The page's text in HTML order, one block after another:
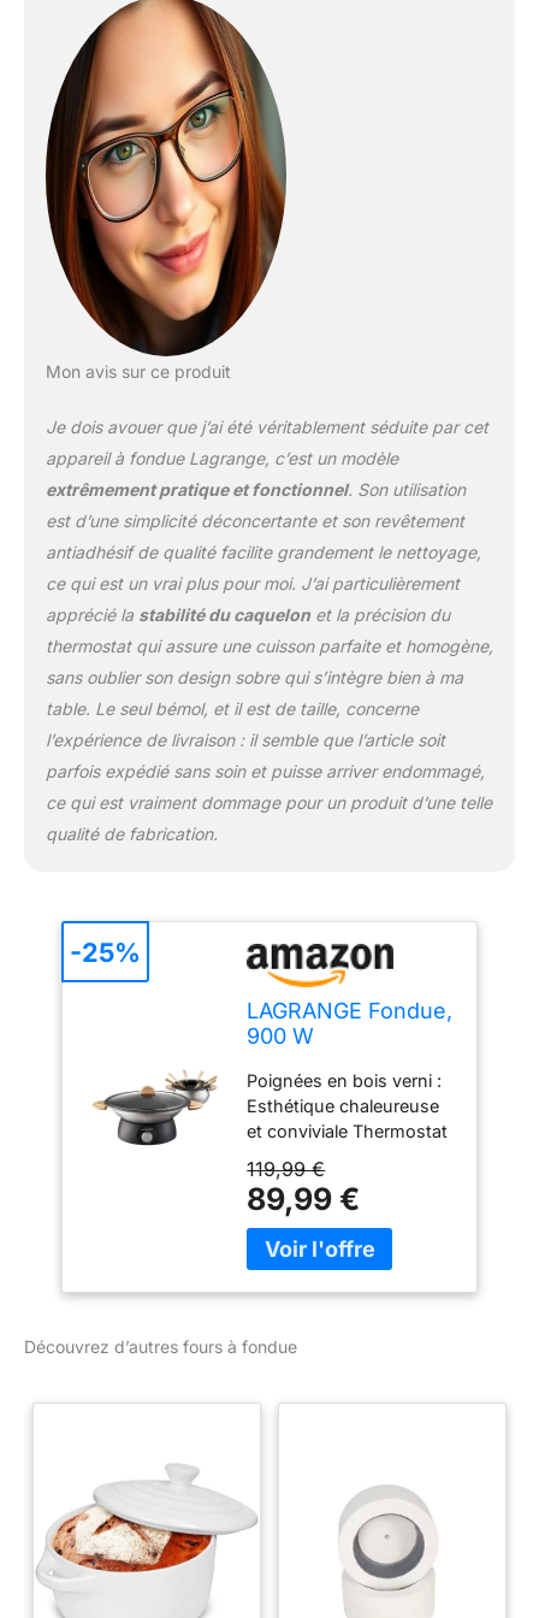
Mon avis sur ce produit
Je dois avouer que j’ai été véritablement séduite par cet
appareil à fondue Lagrange, c’est un modèle
extrêmement pratique et fonctionnel. Son utilisation
est d’une simplicité déconcertante et son revêtement
antiadhésif de qualité facilite grandement le nettoyage,
ce qui est un vrai plus pour moi. J’ai particulièrement
apprécié la stabilité du caquelonet la précision du
thermostat qui assure une cuisson parfaite et homogène,
sans oublier son design sobre qui s’intègre bien à ma
table. Le seul bémol, et il est de taille, concerne
l’expérience de livraison : il semble que l’article soit
parfois expédié sans soin et puisse arriver endommagé,
ce qui est vraiment dommage pour un produit d’une telle
qualité de fabrication.
LAGRANGE Fondue,
900 W
Poignées en bois verni :
Esthétique chaleureuse
et conviviale Thermostat
température de cuisson
en fonction de la
préparation ou
maintenant au chaud sur
Fabrication française
119,99 €
89,99 €
-25%
Découvrez d’autres fours à fondue